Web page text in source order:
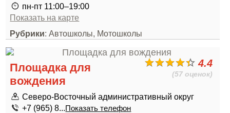
пн-пт 11:00–19:00
Показать на карте
Рубрики: Автошколы, Мотошколы
4.4
(57 оценок)
Площадка для
вождения
Северо-Восточный административный округ
+7 (965) 8...Показать телефон